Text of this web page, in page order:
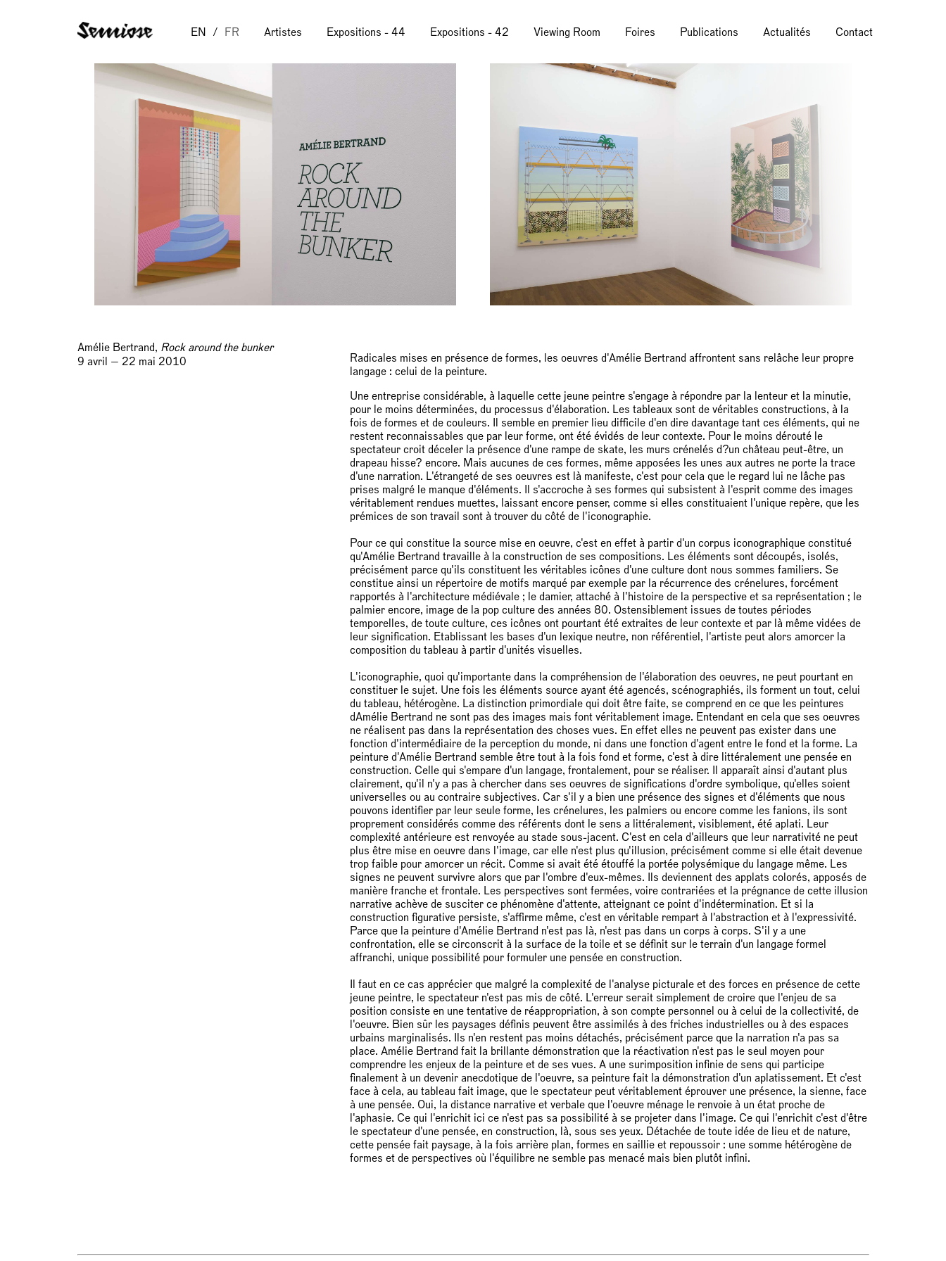
EN FR Artistes Expositions - 44 Expositions - 42 Viewing Room Foires Publications Actualités Contact
Amélie Bertrand, Rock around the bunker
9 avril — 22 mai 2010
Radicales mises en présence de formes, les oeuvres d'Amélie Bertrand affrontent sans relâche leur propre
langage : celui de la peinture.
Une entreprise considérable, à laquelle cette jeune peintre s'engage à répondre par la lenteur et la minutie,
pour le moins déterminées, du processus d'élaboration. Les tableaux sont de véritables constructions, à la
fois de formes et de couleurs. Il semble en premier lieu difficile d'en dire davantage tant ces éléments, qui ne
restent reconnaissables que par leur forme, ont été évidés de leur contexte. Pour le moins dérouté le
spectateur croit déceler la présence d'une rampe de skate, les murs crénelés d?un château peut-être, un
drapeau hisse? encore. Mais aucunes de ces formes, même apposées les unes aux autres ne porte la trace
d'une narration. L'étrangeté de ses oeuvres est là manifeste, c'est pour cela que le regard lui ne lâche pas
prises malgré le manque d'éléments. Il s'accroche à ses formes qui subsistent à l'esprit comme des images
véritablement rendues muettes, laissant encore penser, comme si elles constituaient l'unique repère, que les
prémices de son travail sont à trouver du côté de l'iconographie.
Pour ce qui constitue la source mise en oeuvre, c'est en effet à partir d'un corpus iconographique constitué
qu'Amélie Bertrand travaille à la construction de ses compositions. Les éléments sont découpés, isolés,
précisément parce qu'ils constituent les véritables icônes d'une culture dont nous sommes familiers. Se
constitue ainsi un répertoire de motifs marqué par exemple par la récurrence des crénelures, forcément
rapportés à l'architecture médiévale ; le damier, attaché à l'histoire de la perspective et sa représentation ; le
palmier encore, image de la pop culture des années 80. Ostensiblement issues de toutes périodes
temporelles, de toute culture, ces icônes ont pourtant été extraites de leur contexte et par là même vidées de
leur signification. Etablissant les bases d'un lexique neutre, non référentiel, l'artiste peut alors amorcer la
composition du tableau à partir d'unités visuelles.
L'iconographie, quoi qu'importante dans la compréhension de l'élaboration des oeuvres, ne peut pourtant en
constituer le sujet. Une fois les éléments source ayant été agencés, scénographiés, ils forment un tout, celui
du tableau, hétérogène. La distinction primordiale qui doit être faite, se comprend en ce que les peintures
dAmélie Bertrand ne sont pas des images mais font véritablement image. Entendant en cela que ses oeuvres
ne réalisent pas dans la représentation des choses vues. En effet elles ne peuvent pas exister dans une
fonction d'intermédiaire de la perception du monde, ni dans une fonction d'agent entre le fond et la forme. La
peinture d'Amélie Bertrand semble être tout à la fois fond et forme, c'est à dire littéralement une pensée en
construction. Celle qui s'empare d'un langage, frontalement, pour se réaliser. Il apparaît ainsi d'autant plus
clairement, qu'il n'y a pas à chercher dans ses oeuvres de significations d'ordre symbolique, qu'elles soient
universelles ou au contraire subjectives. Car s'il y a bien une présence des signes et d'éléments que nous
pouvons identifier par leur seule forme, les crénelures, les palmiers ou encore comme les fanions, ils sont
proprement considérés comme des référents dont le sens a littéralement, visiblement, été aplati. Leur
complexité antérieure est renvoyée au stade sous-jacent. C'est en cela d'ailleurs que leur narrativité ne peut
plus être mise en oeuvre dans l'image, car elle n'est plus qu'illusion, précisément comme si elle était devenue
trop faible pour amorcer un récit. Comme si avait été étouffé la portée polysémique du langage même. Les
signes ne peuvent survivre alors que par l'ombre d'eux-mêmes. Ils deviennent des applats colorés, apposés de
manière franche et frontale. Les perspectives sont fermées, voire contrariées et la prégnance de cette illusion
narrative achève de susciter ce phénomène d'attente, atteignant ce point d'indétermination. Et si la
construction figurative persiste, s'affirme même, c'est en véritable rempart à l'abstraction et à l'expressivité.
Parce que la peinture d'Amélie Bertrand n'est pas là, n'est pas dans un corps à corps. S'il y a une
confrontation, elle se circonscrit à la surface de la toile et se définit sur le terrain d'un langage formel
affranchi, unique possibilité pour formuler une pensée en construction.
Il faut en ce cas apprécier que malgré la complexité de l'analyse picturale et des forces en présence de cette
jeune peintre, le spectateur n'est pas mis de côté. L'erreur serait simplement de croire que l'enjeu de sa
position consiste en une tentative de réappropriation, à son compte personnel ou à celui de la collectivité, de
l'oeuvre. Bien sûr les paysages définis peuvent être assimilés à des friches industrielles ou à des espaces
urbains marginalisés. Ils n'en restent pas moins détachés, précisément parce que la narration n'a pas sa
place. Amélie Bertrand fait la brillante démonstration que la réactivation n'est pas le seul moyen pour
comprendre les enjeux de la peinture et de ses vues. A une surimposition infinie de sens qui participe
finalement à un devenir anecdotique de l'oeuvre, sa peinture fait la démonstration d'un aplatissement. Et c'est
face à cela, au tableau fait image, que le spectateur peut véritablement éprouver une présence, la sienne, face
à une pensée. Oui, la distance narrative et verbale que l'oeuvre ménage le renvoie à un état proche de
l'aphasie. Ce qui l'enrichit ici ce n'est pas sa possibilité à se projeter dans l'image. Ce qui l'enrichit c'est d'être
le spectateur d'une pensée, en construction, là, sous ses yeux. Détachée de toute idée de lieu et de nature,
cette pensée fait paysage, à la fois arrière plan, formes en saillie et repoussoir : une somme hétérogène de
formes et de perspectives où l'équilibre ne semble pas menacé mais bien plutôt infini.